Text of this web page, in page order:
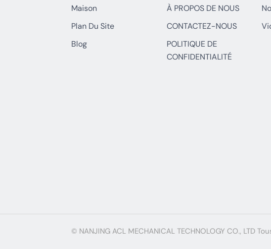
À PROPOS DE NOUS
CONTACTEZ-NOUS
POLITIQUE DE
CONFIDENTIALITÉ
Maison
Plan Du Site
Blog
© NANJING ACL MECHANICAL TECHNOLOGY CO., LTD